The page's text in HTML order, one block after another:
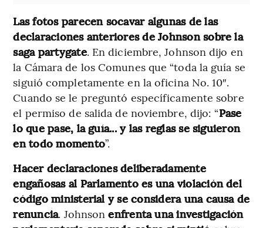
Las fotos parecen socavar algunas de las
declaraciones anteriores de Johnson sobre la
saga partygate. En diciembre, Johnson dijo en
la Cámara de los Comunes que “toda la guía se
siguió completamente en la oficina No. 10″.
Cuando se le preguntó específicamente sobre
el permiso de salida de noviembre, dijo: “Pase
lo que pase, la guía... y las reglas se siguieron
en todo momento”.
Hacer declaraciones deliberadamente
engañosas al Parlamento es una violación del
código ministerial y se considera una causa de
renuncia. Johnsonenfrenta una investigación